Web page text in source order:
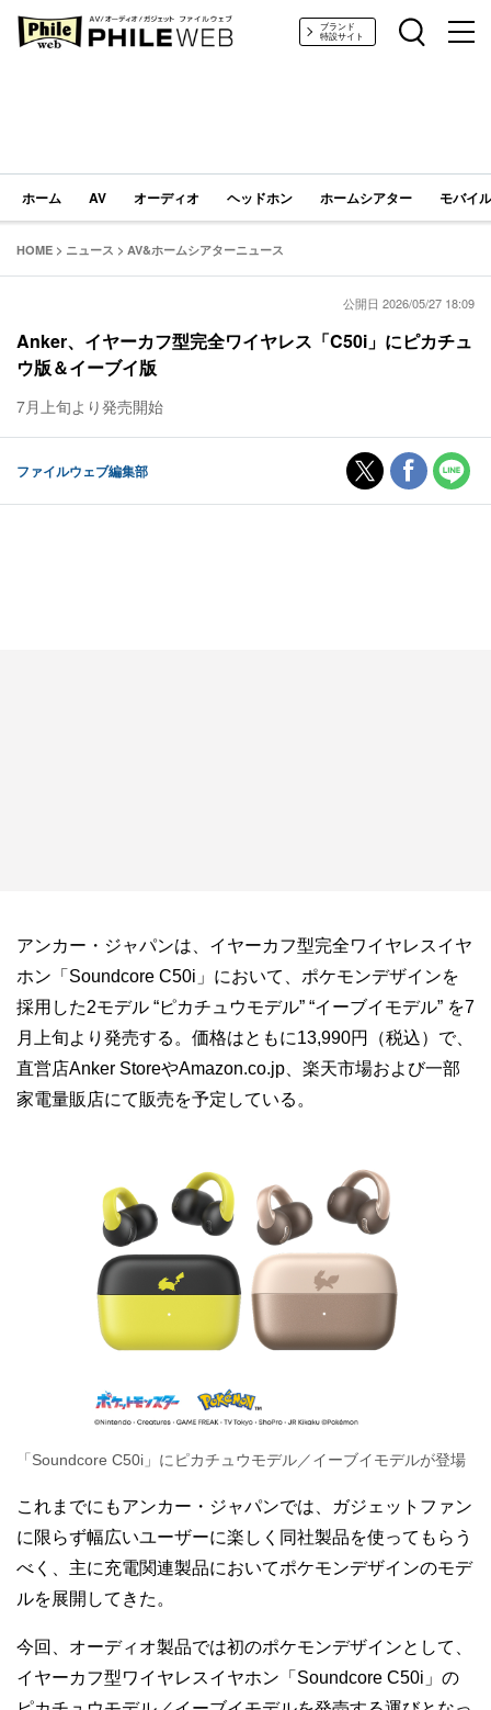
PHILE WEB｜AV/オーディオ/ガジェットブランド
特設サイト
ホーム AV オーディオ ヘッドホン ホームシアター モバイ
HOME > ニュース > AV&ホームシアターニュース
公開日 2026/05/27 18:09
Anker、イヤーカフ型完全ワイヤレス「C50i」にピカチュ
ウ版＆イーブイ版
7月上旬より発売開始
ファイルウェブ編集部
アンカー・ジャパンは、イヤーカフ型完全ワイヤレスイヤ
ホン「Soundcore C50i」において、ポケモンデザインを
採用した2モデル “ピカチュウモデル” “イーブイモデル” を7
月上旬より発売する。価格はともに13,990円（税込）で、
直営店Anker StoreやAmazon.co.jp、楽天市場および一部
家電量販店にて販売を予定している。
「Soundcore C50i」にピカチュウモデル／イーブイモデルが登場
これまでにもアンカー・ジャパンでは、ガジェットファン
に限らず幅広いユーザーに楽しく同社製品を使ってもらう
べく、主に充電関連製品においてポケモンデザインのモデ
ルを展開してきた。
今回、オーディオ製品では初のポケモンデザインとして、
イヤーカフ型ワイヤレスイヤホン「Soundcore C50i」の